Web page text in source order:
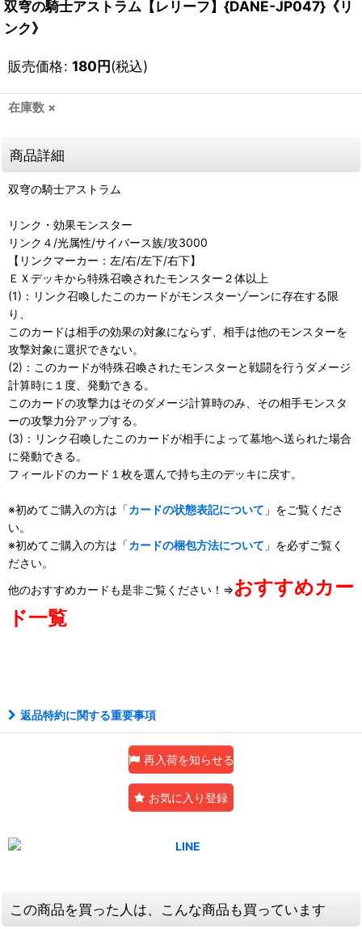
双穹の騎士アストラム【レリーフ】{DANE-JP047}《リ
ンク》
販売価格: 180円(税込)
在庫数 ×
商品詳細
双穹の騎士アストラム
リンク・効果モンスター
リンク４/光属性/サイバース族/攻3000
【リンクマーカー：左/右/左下/右下】
ＥＸデッキから特殊召喚されたモンスター２体以上
(1)：リンク召喚したこのカードがモンスターゾーンに存在する限
り、
このカードは相手の効果の対象にならず、相手は他のモンスターを
攻撃対象に選択できない。
(2)：このカードが特殊召喚されたモンスターと戦闘を行うダメージ
計算時に１度、発動できる。
このカードの攻撃力はそのダメージ計算時のみ、その相手モンスタ
ーの攻撃力分アップする。
(3)：リンク召喚したこのカードが相手によって墓地へ送られた場合
に発動できる。
フィールドのカード１枚を選んで持ち主のデッキに戻す。
※初めてご購入の方は「カードの状態表記について 」をご覧くださ
い。
※初めてご購入の方は「カードの梱包方法について 」を必ずご覧く
ださい。
他のおすすめカードも是非ご覧ください！⇒おすすめカー
ド一覧
返品特約に関する重要事項
再入荷を知らせる
お気に入り登録
この商品を買った人は、こんな商品も買っています